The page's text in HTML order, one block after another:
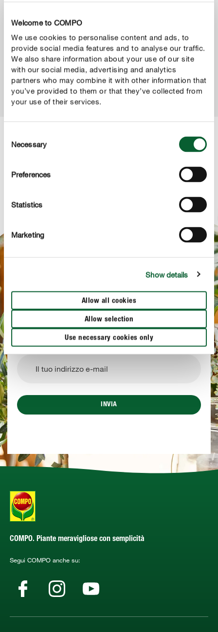
Welcome to COMPO
We use cookies to personalise content and ads, to
provide social media features and to analyse our traffic.
We also share information about your use of our site
with our social media, advertising and analytics
partners who may combine it with other information that
you’ve provided to them or that they’ve collected from
your use of their services.
Selection
Necessary
Preferences
Statistics
Marketing
Show details
Allow all cookies
Allow selection
Use necessary cookies only
Cura del prato: le soluzioni smart
PER SAPERNE DI PIÙ
Condividi
ispirazioni su temi quali giardino, prato, decorazione
e tante altre informazioni… tutto questo nella nostra
newsletter!
INVIA
COMPO. Piante meravigliose con semplicità
Segui COMPO anche su: